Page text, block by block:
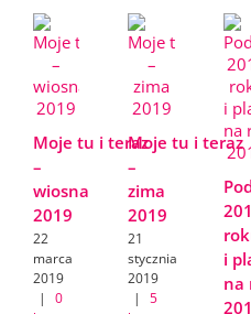
Moje tu i teraz
–
wiosna
2019
22
marca
2019
|
0
Moje tu i teraz
–
zima
2019
21
stycznia
2019
|
5
i
na